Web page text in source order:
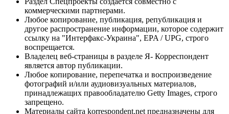
коммерческими партнерами.
Любое копирование, публикация, републикация и
другое распространение информации, которое содержит
ссылку на "Интерфакс-Украина", EPA / UPG, строго
воспрещается.
Владелец веб-страницы в разделе Я- Корреспондент
является автор публикации.
Любое копирование, перепечатка и воспроизведение
фотографий и/или аудиовизуальных материалов,
принадлежащих правообладателю Getty Images, строго
запрещено.
Материалы сайта korrespondent.net предназначены для